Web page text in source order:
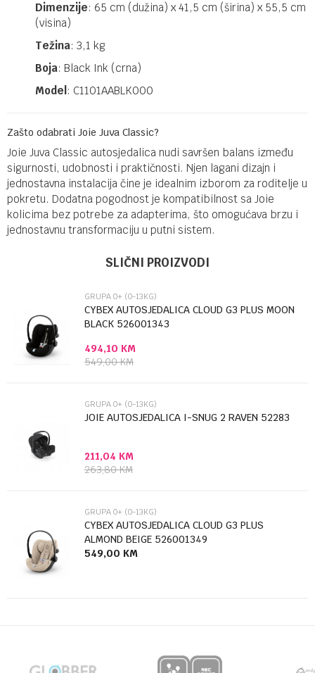
Dimenzije: 65 cm (dužina) x 41,5 cm (širina) x 55,5 cm
(visina)​
Težina: 3,1 kg
Boja: Black Ink (crna)​
Model : C1101AABLK000​
Zašto odabrati Joie Juva Classic?
Joie Juva Classic autosjedalica nudi savršen balans između
sigurnosti, udobnosti i praktičnosti. Njen lagani dizajn i
jednostavna instalacija čine je idealnim izborom za roditelje u
pokretu. Dodatna pogodnost je kompatibilnost sa Joie
kolicima bez potrebe za adapterima, što omogućava brzu i
jednostavnu transformaciju u putni sistem.​
Grupa 0+ (0-13kg)
Poruka
Anti-spam zaštita - izračunajte koliko je 2 + 3 :
SLIČNI PROIZVODI
GRUPA 0+ (0-13KG)
CYBEX AUTOSJEDALICA CLOUD G3 PLUS MOON
BLACK 526001343
494,10 KM
549,00KM
GRUPA 0+ (0-13KG)
JOIE AUTOSJEDALICA I-SNUG 2 RAVEN 52283
211,04 KM
263,80KM
GRUPA 0+ (0-13KG)
CYBEX AUTOSJEDALICA CLOUD G3 PLUS
ALMOND BEIGE 526001349
549,00 KM